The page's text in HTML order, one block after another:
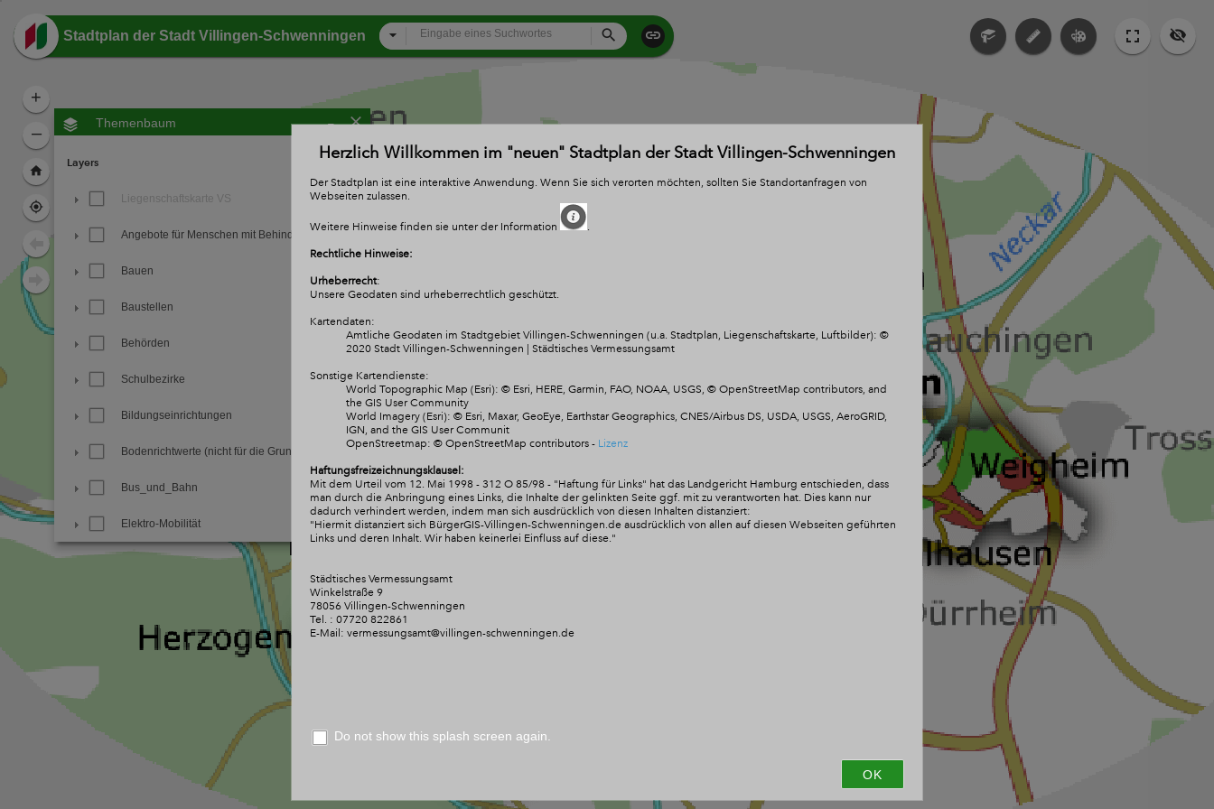
+
–
Stadtplan der Stadt Villingen-Schwenningen Search
Themenbaum -
Layers
Liegenschaftskarte VS
Angebote für Menschen mit Behinderung
Bauen
Baustellen
Behörden
Schulbezirke
Bildungseinrichtungen
Bodenrichtwerte (nicht für die Grundsteuer)
Bus_und_Bahn
Elektro-Mobilität
Familie_und_Soziales
Freizeit und Sport
Gewerbe und Industrie
Informationen zur Stadt
Herzlich Willkommen im "neuen" Stadtplan der Stadt Villingen-Schwenningen
Der Stadtplan ist eine interaktive Anwendung. Wenn Sie sich verorten möchten, sollten Sie Standortanfragen von
Webseiten zulassen.
Weitere Hinweise finden sie unter der Information
.
Rechtliche Hinweise:
Urheberrecht:
Unsere Geodaten sind urheberrechtlich geschützt.
Kartendaten:
Amtliche Geodaten im Stadtgebiet Villingen-Schwenningen (u.a. Stadtplan, Liegenschaftskarte, Luftbilder): ©
2020 Stadt Villingen-Schwenningen | Städtisches Vermessungsamt
Sonstige Kartendienste:
World Topographic Map (Esri): © Esri, HERE, Garmin, FAO, NOAA, USGS, © OpenStreetMap contributors, and
the GIS User Community
World Imagery (Esri): © Esri, Maxar, GeoEye, Earthstar Geographics, CNES/Airbus DS, USDA, USGS, AeroGRID,
IGN, and the GIS User Communit
OpenStreetmap: © OpenStreetMap contributors - Lizenz
Haftungsfreizeichnungsklausel:
Mit dem Urteil vom 12. Mai 1998 - 312 O 85/98 - "Haftung für Links" hat das Landgericht Hamburg entschieden, dass
man durch die Anbringung eines Links, die Inhalte der gelinkten Seite ggf. mit zu verantworten hat. Dies kann nur
dadurch verhindert werden, indem man sich ausdrücklich von diesen Inhalten distanziert:
"Hiermit distanziert sich BürgerGIS-Villingen-Schwenningen.de ausdrücklich von allen auf diesen Webseiten geführten
Links und deren Inhalt. Wirhaben keinerlei Einfluss auf diese."
Städtisches Vermessungsamt
Winkelstraße 9
78056 Villingen-Schwenningen
Tel. : 07720 822861
E-Mail: vermessungsamt@villingen-schwenningen.de
Do not show this splash screen again.
OK